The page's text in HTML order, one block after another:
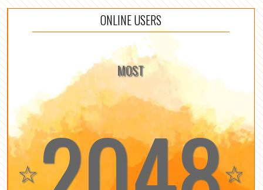
ONLINE USERS
MOST
☆ ☆